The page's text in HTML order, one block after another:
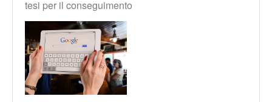
tesi per il conseguimento